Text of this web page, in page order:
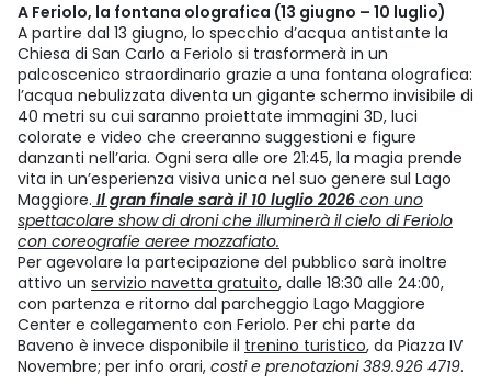
A Feriolo, la fontana olografica (13 giugno – 10 luglio)
A partire dal 13 giugno, lo specchio d’acqua antistante la
Chiesa di San Carlo a Feriolo si trasformerà in un
palcoscenico straordinario grazie a una fontana olografica:
l’acqua nebulizzata diventa un gigante schermo invisibile di
40 metri su cui saranno proiettate immagini 3D, luci
colorate e video che creeranno suggestioni e figure
danzanti nell’aria. Ogni sera alle ore 21:45, la magia prende
vita in un’esperienza visiva unica nel suo genere sul Lago
Maggiore. Il gran finale sarà il 10 luglio 2026 con uno
spettacolare show di droni che illuminerà il cielo di Feriolo
con coreografie aeree mozzafiato.
Per agevolare la partecipazione del pubblico sarà inoltre
attivo un servizio navetta gratuito, dalle 18:30 alle 24:00,
con partenza e ritorno dal parcheggio Lago Maggiore
Center e collegamento con Feriolo. Per chi parte da
Baveno è invece disponibile il trenino turistico, da Piazza IV
Novembre; per info orari, costi e prenotazioni 389.926 4719.